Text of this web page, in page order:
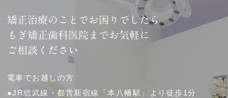
矯正治療のことでお困りでしたら
もぎ矯正歯科医院までお気軽に
ご相談ください
電車でお越しの方
●JR総武線・都営新宿線「本八幡駅」より徒歩1分